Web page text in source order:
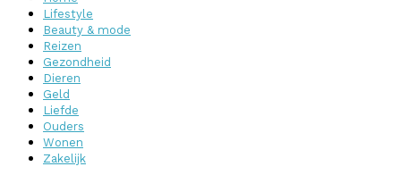
Lifestyle
Beauty & mode
Reizen
Gezondheid
Dieren
Geld
Liefde
Ouders
Wonen
Zakelijk